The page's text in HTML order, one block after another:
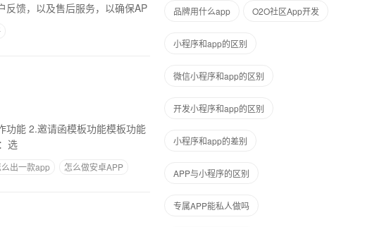
反馈，以及售后服务，以确保AP
编辑功能：选
么出一款app 怎么做安卓APP
品牌用什么app O2O社区App开发
小程序和app的区别
微信小程序和app的区别
开发小程序和app的区别
小程序和app的差别
APP与小程序的区别
专属APP能私人做吗